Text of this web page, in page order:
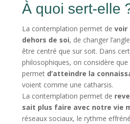
À quoi sert-elle
La contemplation permet de voir
dehors de soi, de changer
être centré que sur soit. Dans
philosophiques, on considère
permet d’atteindre la
voient comme une catharsis.
La contemplation permet de
sait plus faire avec notre vie
réseaux sociaux, le rythme effréné